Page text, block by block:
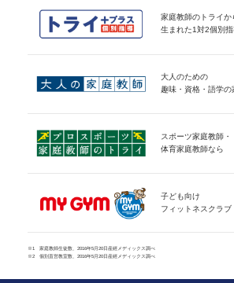
家庭教師のトライか
生まれた1対2個別
大人のための
趣味・資格・語学の
スポーツ家庭教師・
体育家庭教師なら
子ども向け
フィットネスクラブ
※1 家庭教師生徒数、2016年5月20日産經メディックス調べ
※2 個別直営教室数、2016年5月20日産經メディックス調べ